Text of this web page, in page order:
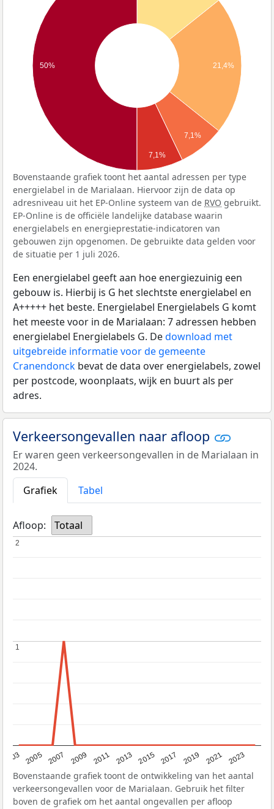
21,4%
7,1%
50%
7,1%
Bovenstaande grafiek toont het aantal adressen per type
energielabel in de Marialaan. Hiervoor zijn de data op
adresniveau uit het EP-Online systeem van de RVO gebruikt.
EP-Online is de officiële landelijke database waarin
energielabels en energieprestatie-indicatoren van
gebouwen zijn opgenomen. De gebruikte data gelden voor
de situatie per 1 juli 2026.
Een energielabel geeft aan hoe energiezuinig een
gebouw is. Hierbij is G het slechtste energielabel en
A+++++ het beste. Energielabel Energielabels G komt
het meeste voor in de Marialaan: 7 adressen hebben
energielabel Energielabels G. Dedownload met
uitgebreide informatie voor de gemeente
Cranendonck bevat de data over energielabels, zowel
per postcode, woonplaats, wijk en buurt als per
adres.
Verkeersongevallen naar afloop
Er waren geen verkeersongevallen in de Marialaan in
2024.
Grafiek
Tabel
Afloop: Totaal
2003 2005 2007 2009 2011 2013 2015 2017 2019 2021 2023
1
1
2
2
Bovenstaande grafiek toont de ontwikkeling van het aantal
verkeersongevallen voor de Marialaan. Gebruik het filter
boven de grafiek om het aantal ongevallen per afloop